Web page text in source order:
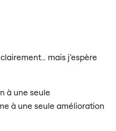
mais j’espère
à une seule
à une seule amélioration